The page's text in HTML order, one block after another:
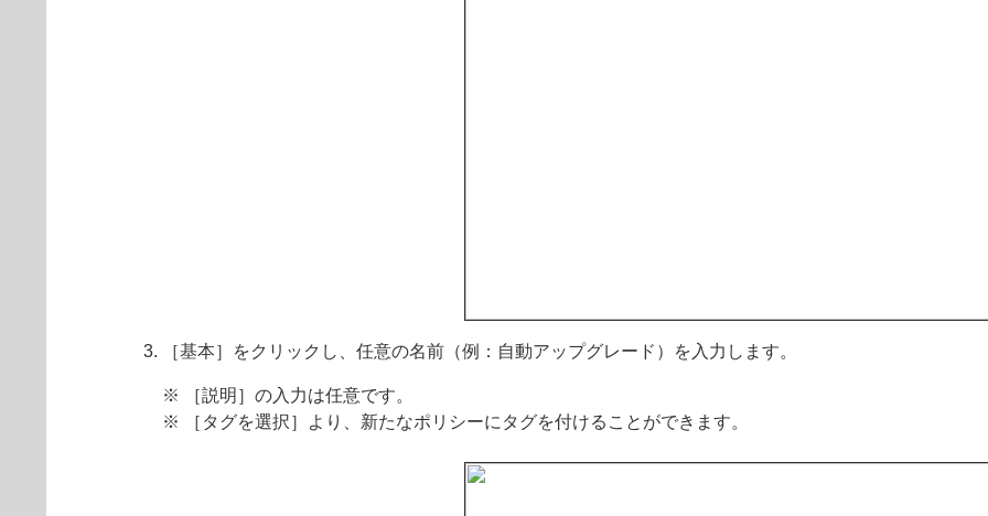
［基本］をクリックし、任意の名前（例：自動アップグレード）を入力します。
※ ［説明］の入力は任意です。
※ ［タグを選択］より、新たなポリシーにタグを付けることができます。